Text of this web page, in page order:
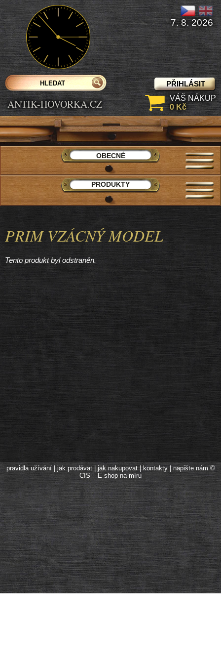
PRIM VZÁCNÝ MODEL
Tento produkt byl odstraněn.
ANTIK-HOVORKA.CZ
PŘIHLÁSIT
7. 8. 2026
VÁŠ NÁKUP
0 Kč
OBECNÉ
PRODUKTY
pravidla užívání| jak prodávat|jak nakupovat|kontakty|napište nám ©
CIS – E shop na míru